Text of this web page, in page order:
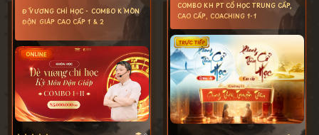
ĐẾ VƯƠNG CHỈ HỌC - COMBO KỲ MÔN
ĐỘN GIÁP CAO CẤP 1 & 2
COMBO KH PT CỔ HỌC TRUNG CẤP,
CAO CẤP, COACHING 1-1